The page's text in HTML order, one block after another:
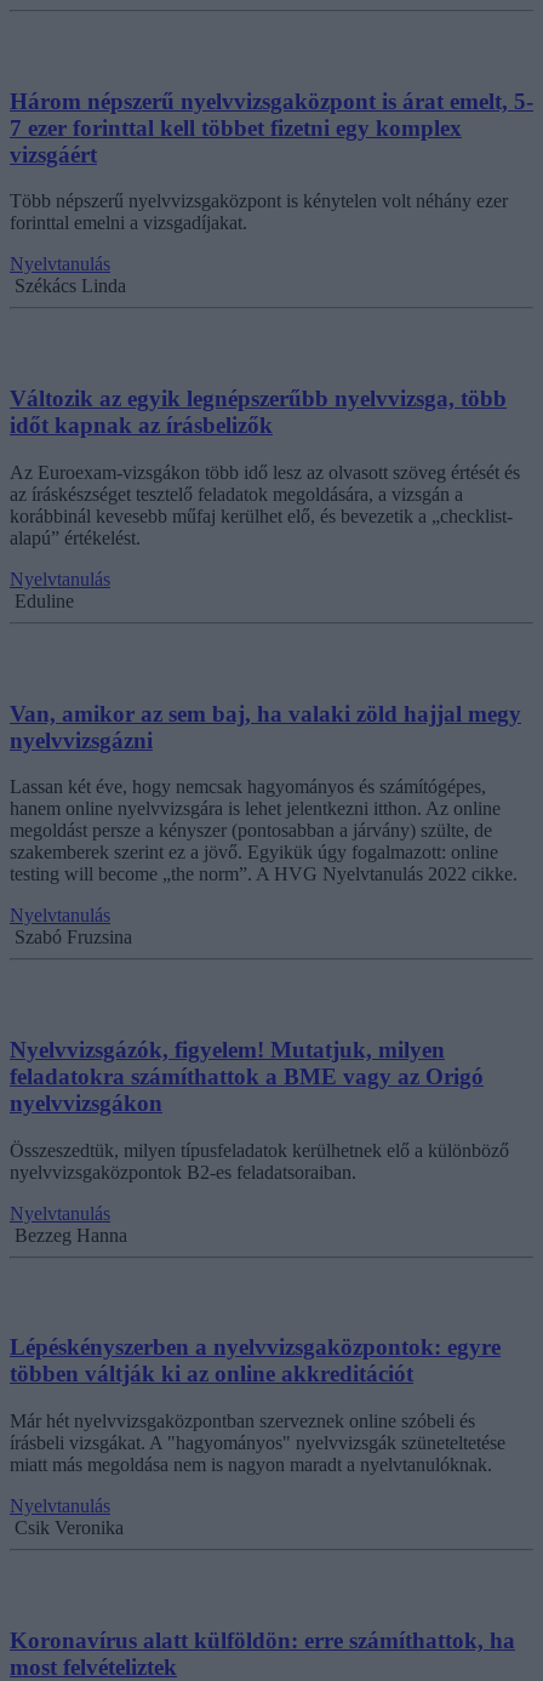
Három népszerű nyelvvizsgaközpont is árat emelt, 5-
7 ezer forinttal kell többet fizetni egy komplex
vizsgáért
Több népszerű nyelvvizsgaközpont is kénytelen volt néhány ezer
forinttal emelni a vizsgadíjakat.
Nyelvtanulás
Székács Linda
Változik az egyik legnépszerűbb nyelvvizsga, több
időt kapnak az írásbelizők
Az Euroexam-vizsgákon több idő lesz az olvasott szöveg értését és
az íráskészséget tesztelő feladatok megoldására, a vizsgán a
korábbinál kevesebb műfaj kerülhet elő, és bevezetik a „checklist-
alapú” értékelést.
Nyelvtanulás
Eduline
Van, amikor az sem baj, ha valaki zöld hajjal megy
nyelvvizsgázni
Lassan két éve, hogy nemcsak hagyományos és számítógépes,
hanem online nyelvvizsgára is lehet jelentkezni itthon. Az online
megoldást persze a kényszer (pontosabban a járvány) szülte, de
szakemberek szerint ez a jövő. Egyikük úgy fogalmazott: online
testing will become „the norm”. A HVG Nyelvtanulás 2022 cikke.
Nyelvtanulás
Szabó Fruzsina
Nyelvvizsgázók, figyelem! Mutatjuk, milyen
feladatokra számíthattok a BME vagy az Origó
nyelvvizsgákon
Összeszedtük, milyen típusfeladatok kerülhetnek elő a különböző
nyelvvizsgaközpontok B2-es feladatsoraiban.
Nyelvtanulás
Bezzeg Hanna
Lépéskényszerben a nyelvvizsgaközpontok: egyre
többen váltják ki az online akkreditációt
Már hét nyelvvizsgaközpontban szerveznek online szóbeli és
írásbeli vizsgákat. A "hagyományos" nyelvvizsgák szüneteltetése
miatt más megoldása nem is nagyon maradt a nyelvtanulóknak.
Nyelvtanulás
Csik Veronika
Koronavírus alatt külföldön: erre számíthattok, ha
most felvételiztek